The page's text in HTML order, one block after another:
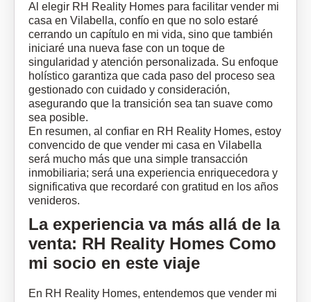
Al elegir RH Reality Homes para facilitar vender mi
casa en Vilabella, confío en que no solo estaré
cerrando un capítulo en mi vida, sino que también
iniciaré una nueva fase con un toque de
singularidad y atención personalizada. Su enfoque
holístico garantiza que cada paso del proceso sea
gestionado con cuidado y consideración,
asegurando que la transición sea tan suave como
sea posible.
En resumen, al confiar en RH Reality Homes, estoy
convencido de que vender mi casa en Vilabella
será mucho más que una simple transacción
inmobiliaria; será una experiencia enriquecedora y
significativa que recordaré con gratitud en los años
venideros.
La experiencia va más allá de la
venta: RH Reality Homes Como
mi socio en este viaje
En RH Reality Homes, entendemos que vender mi